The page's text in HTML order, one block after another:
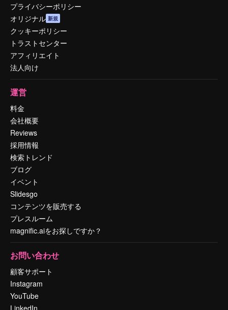
プライバシーポリシー
オリジナル 新規
クッキーポリシー
トラストセンター
アフィリエイト
法人向け
運営
料金
会社概要
Reviews
採用情報
検索トレンド
ブログ
イベント
Slidesgo
コンテンツを販売する
プレスルーム
magnific.aiをお探しですか？
お問い合わせ
顧客サポート
Instagram
YouTube
LinkedIn